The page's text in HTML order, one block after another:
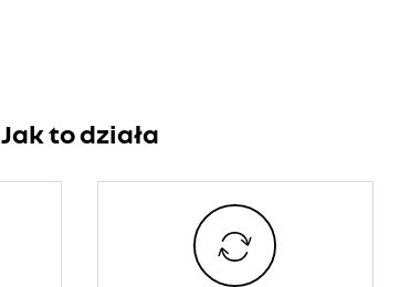
Jak to działa